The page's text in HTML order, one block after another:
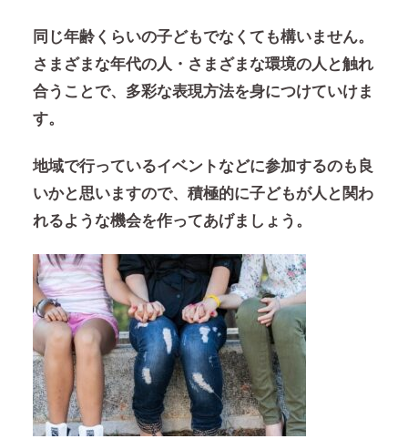
同じ年齢くらいの子どもでなくても構いません。
さまざまな年代の人・さまざまな環境の人と触れ
合うことで、多彩な表現方法を身につけていけま
す。
地域で行っているイベントなどに参加するのも良
いかと思いますので、積極的に子どもが人と関わ
れるような機会を作ってあげましょう。